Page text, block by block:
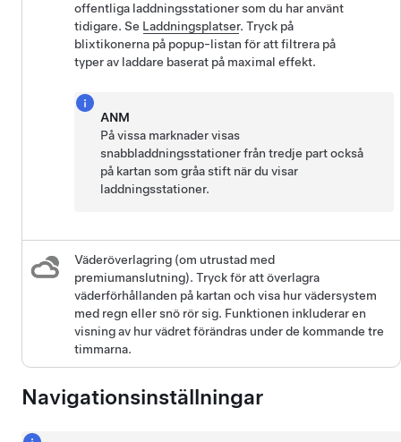
offentliga laddningsstationer som du har använt
tidigare. Se Laddningsplatser. Tryck på
blixtikonerna på popup-listan för att filtrera på
typer av laddare baserat på maximal effekt.
ANM
På vissa marknader visas
snabbladdningsstationer från tredje part också
på kartan som gråa stift när du visar
laddningsstationer.
Väderöverlagring (om utrustad med
premiumanslutning). Tryck för att överlagra
väderförhållanden på kartan och visa hur vädersystem
med regn eller snö rör sig. Funktionen inkluderar en
visning av hur vädret förändras under de kommande tre
timmarna.
Navigationsinställningar